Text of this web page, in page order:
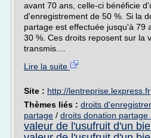
avant 70 ans, celle-ci bénéficie
d'enregistrement de 50 %. Si la
partage est effectuée jusqu'à 79
30 %. Ces droits reposent sur la
transmis....
Lire la suite
Site : http://lentreprise.lexpress.fr
Thèmes liés : droits
partage / droits donation
valeur de l'usufruit d'un